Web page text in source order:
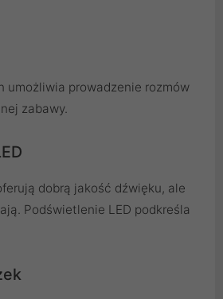
umożliwia prowadzenie rozmów
zabawy.
dobrą jakość dźwięku, ale
Podświetlenie LED podkreśla